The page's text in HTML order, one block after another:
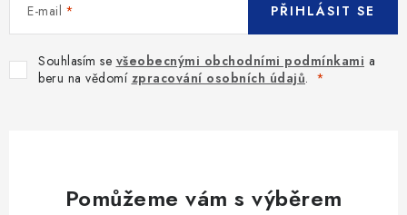
E-mail
Souhlasím se všeobecnými obchodními podmínkami a
beru na vědomí zpracování osobních údajů.
PŘIHLÁSIT SE
Pomůžeme vám s výběrem